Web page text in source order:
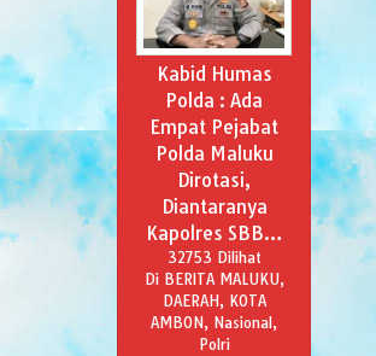
Kabid Humas
Polda : Ada
Empat Pejabat
Polda Maluku
Dirotasi,
Diantaranya
Kapolres SBB…
32753 Dilihat
Di BERITA MALUKU,
DAERAH, KOTA
AMBON, Nasional,
Polri